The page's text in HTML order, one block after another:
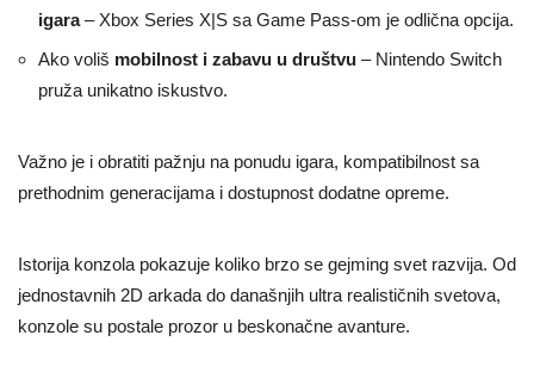
igara– Xbox Series X|S sa Game Pass-om je odlična opcija.
Ako voliš mobilnost i zabavu u društvu – Nintendo Switch
pruža unikatno iskustvo.
Važno je i obratiti pažnju na ponudu igara, kompatibilnost sa
prethodnim generacijama i dostupnost dodatne opreme.
Istorija konzola pokazuje koliko brzo se gejming svet razvija. Od
jednostavnih 2D arkada do današnjih ultra realističnih svetova,
konzole su postale prozor u beskonačne avanture.